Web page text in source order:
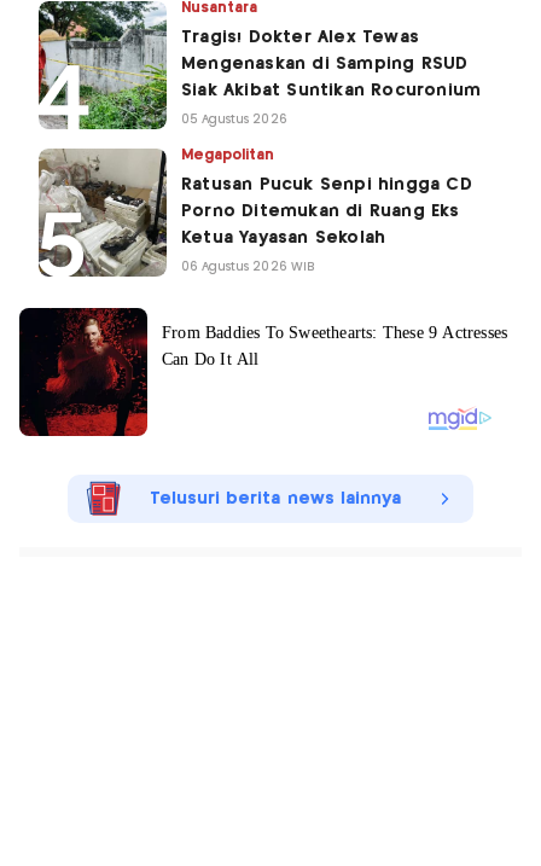
Nusantara
Tragis! Dokter Alex Tewas
Mengenaskan di Samping RSUD
Siak Akibat Suntikan Rocuronium
05 Agustus 2026
Megapolitan
Ratusan Pucuk Senpi hingga CD
Porno Ditemukan di Ruang Eks
Ketua Yayasan Sekolah
06 Agustus 2026 WIB
Telusuri berita news lainnya